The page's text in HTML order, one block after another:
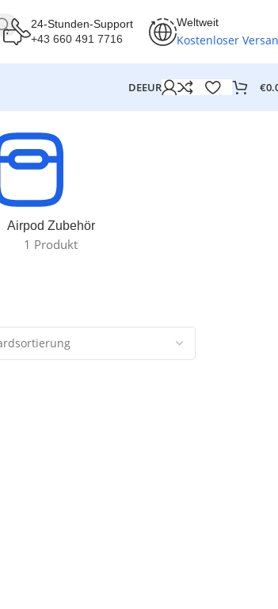
24-Stunden-Support
+43 660 491 7716
Weltweit
Kostenloser
DEEUR €
Airpod Zubehör
1 Produkt